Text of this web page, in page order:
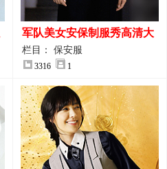
军队美女安保制服秀高清大
图
栏目： 保安服
3316 1